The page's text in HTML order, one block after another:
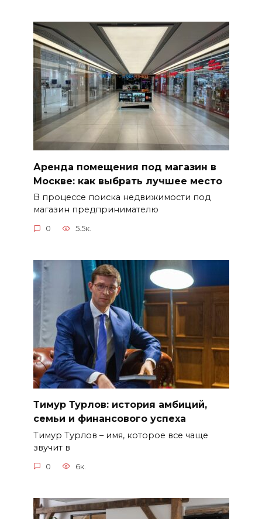
Аренда помещения под магазин в
Москве: как выбрать лучшее место
В процессе поиска недвижимости под
магазин предпринимателю
0 5.5к.
Тимур Турлов: история амбиций,
семьи и финансового успеха
Тимур Турлов – имя, которое все чаще
звучит в
0 6к.